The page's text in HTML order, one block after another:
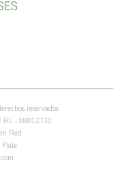
reservados
RL - 88812730
Red